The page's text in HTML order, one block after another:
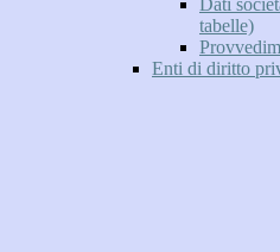
Dati
tabelle)
Enti di diritto